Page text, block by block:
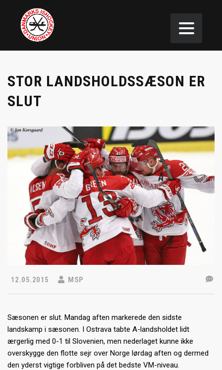
STOR LANDSHOLDSSÆSON ER
SLUT
12.05.2015 MSP
Sæsonen er slut. Mandag aften markerede den sidste
landskamp i sæsonen. I Ostrava tabte A-landsholdet lidt
ærgerlig med 0-1 til Slovenien, men nederlaget kunne ikke
overskygge den flotte sejr over Norge lørdag aften og dermed
den yderst vigtige forbliven på det bedste VM-niveau.